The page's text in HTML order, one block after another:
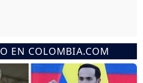
EN COLOMBIA.COM